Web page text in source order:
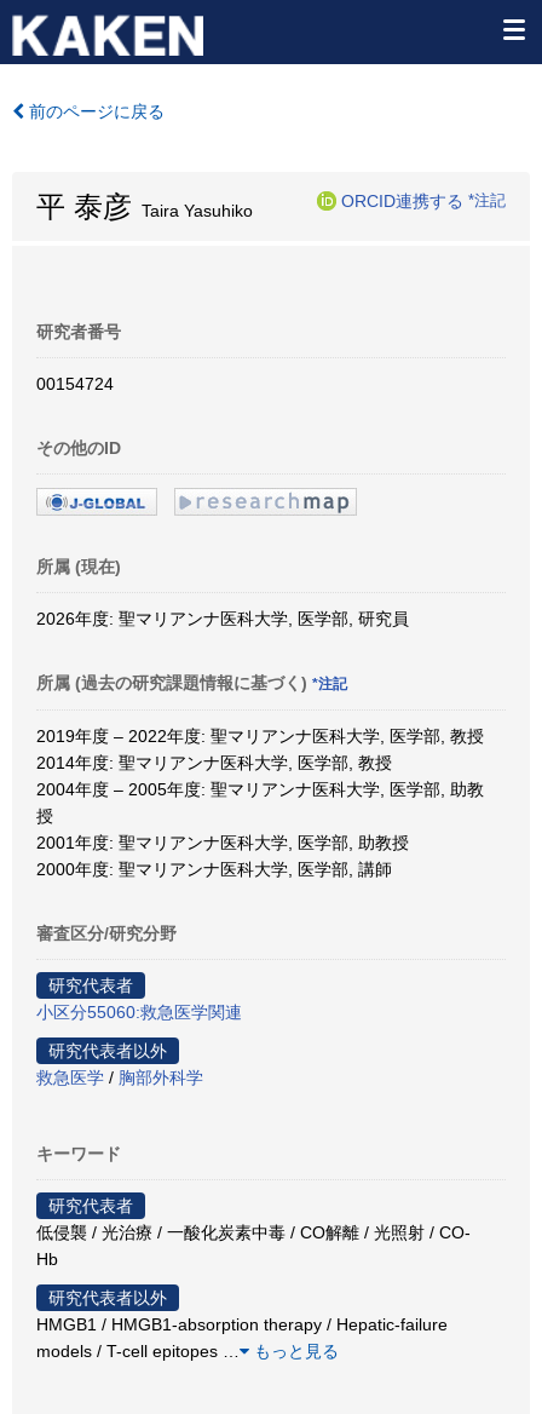
前のページに戻る
平 泰彦 Taira Yasuhiko
ORCID連携する *注記
研究者番号
00154724
その他のID
所属 (現在)
2026年度: 聖マリアンナ医科大学, 医学部, 研究員
所属 (過去の研究課題情報に基づく) *注記
2019年度 – 2022年度: 聖マリアンナ医科大学, 医学部, 教授
2014年度: 聖マリアンナ医科大学, 医学部, 教授
2004年度 – 2005年度: 聖マリアンナ医科大学, 医学部, 助教
授
2001年度: 聖マリアンナ医科大学, 医学部, 助教授
2000年度: 聖マリアンナ医科大学, 医学部, 講師
審査区分/研究分野
研究代表者
小区分55060:救急医学関連
研究代表者以外
救急医学 / 胸部外科学
キーワード
研究代表者
低侵襲 / 光治療 / 一酸化炭素中毒 / CO解離 / 光照射 / CO-
Hb
研究代表者以外
HMGB1 / HMGB1-absorption therapy / Hepatic-failure
models / T-cell epitopes
もっと見る